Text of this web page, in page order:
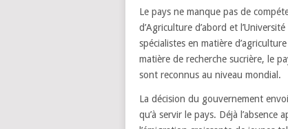
Le pays ne manque pas de
d’Agriculture d’abord et
spécialistes en matière
matière de recherche sucrière, le
sont reconnus au niveau mondial.
La décision du gouvernement
qu’à servir le pays. Déjà